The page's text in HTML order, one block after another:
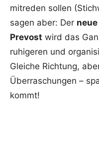
mitreden sollen
sagen aber: Der
Prevost wird das
ruhigeren und
Gleiche Richtung,
Überraschungen –
kommt!